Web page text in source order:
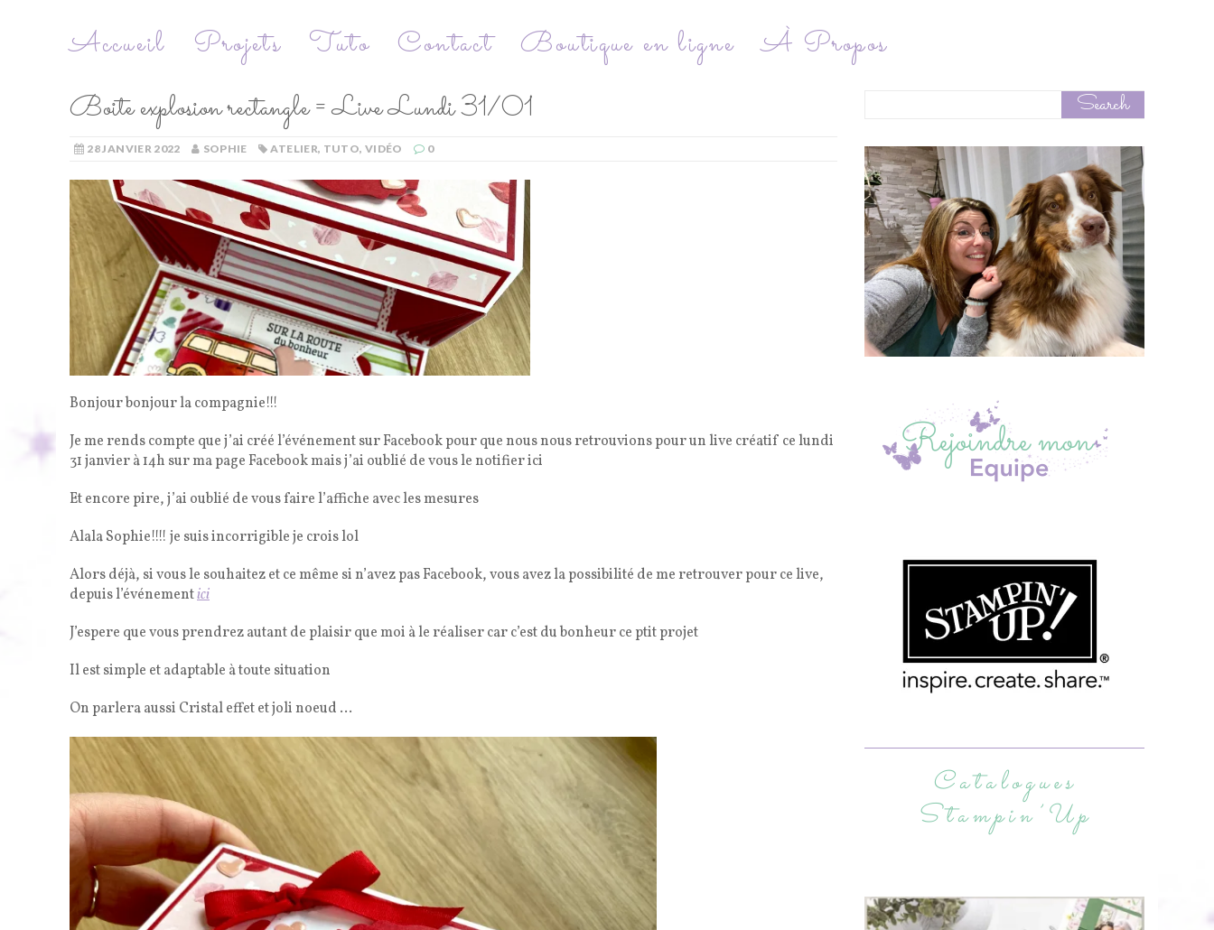
Accueil Projets Tuto Contact Boutique en ligne
À Propos
Boite explosion rectangle = Live Lundi 31/01
28 JANVIER 2022 SOPHIE ATELIER, TUTO, VIDÉO 0
Bonjour bonjour la compagnie!!!
Je me rends compte que j’ai créé l’événement sur Facebook pour que nous nous retrouvions pour un live créatif ce lundi
31 janvier à 14h sur ma page Facebook mais j’ai oublié de vous le notifier ici
Et encore pire, j’ai oublié de vous faire l’affiche avec les mesures
Alala Sophie!!!! je suis incorrigible je crois lol
Alors déjà, si vous le souhaitez et ce même si n’avez pas Facebook, vous avez la possibilité de me retrouver pour ce live,
depuis l’événementici
J’espere que vous prendrez autant de plaisir que moi à le réaliser car c’est du bonheur ce ptit projet
Il est simple et adaptable à toute situation
On parlera aussi Cristal effet et joli noeud …
Catalogues
Stampin’Up